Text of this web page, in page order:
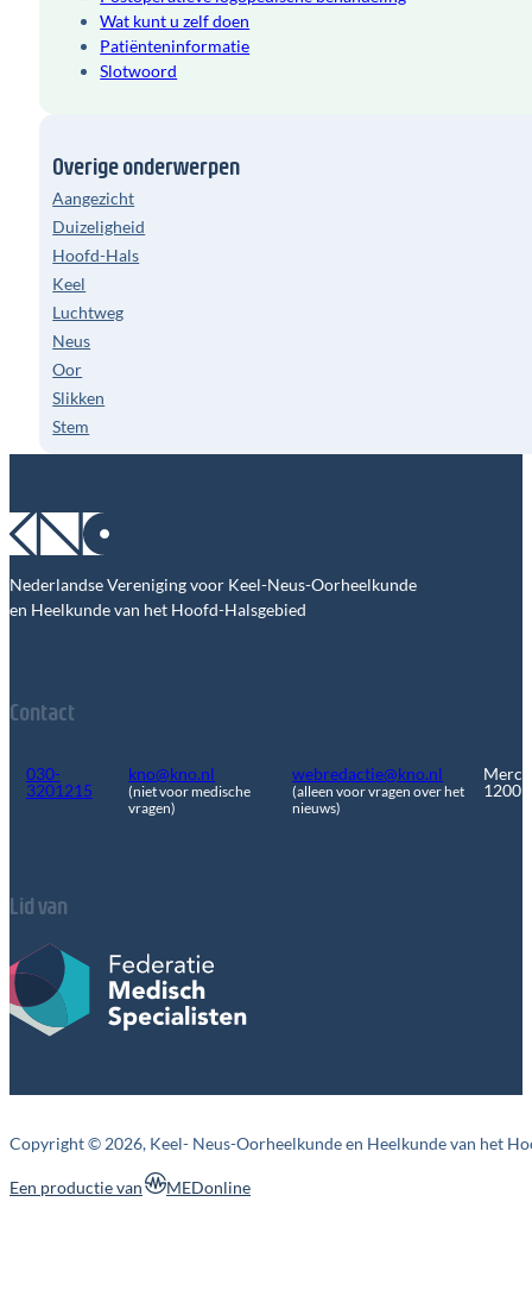
Wat kunt u zelf doen
Patiënteninformatie
Slotwoord
Overige onderwerpen
Aangezicht
Duizeligheid
Hoofd-Hals
Keel
Luchtweg
Neus
Oor
Slikken
Stem
Nederlandse Vereniging voor Keel-Neus-Oorheelkunde
en Heelkunde van het Hoofd-Halsgebied
Contact
030-
3201215
kno@kno.nl
(niet voor medische
vragen)
webredactie@kno.nl
(alleen voor vragen over het
nieuws)
1200
Lid van
Copyright © 2026, Keel- Neus-Oorheelkunde en Heelkunde van het
MEDonline